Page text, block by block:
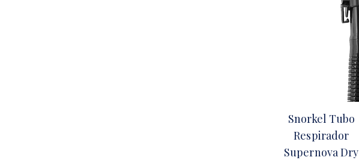
Snorkel Tubo
Respirador
Supernova Dry